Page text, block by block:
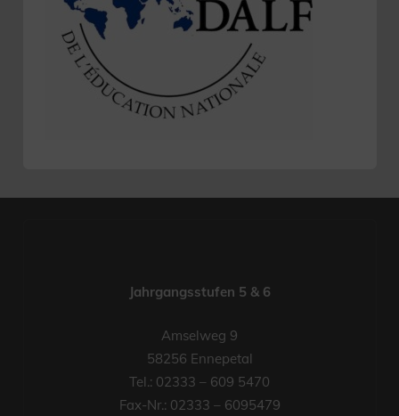
Jahrgangsstufen 5 & 6
Amselweg 9
58256 Ennepetal
Tel.: 02333 – 609 5470
Fax-Nr.: 02333 – 6095479